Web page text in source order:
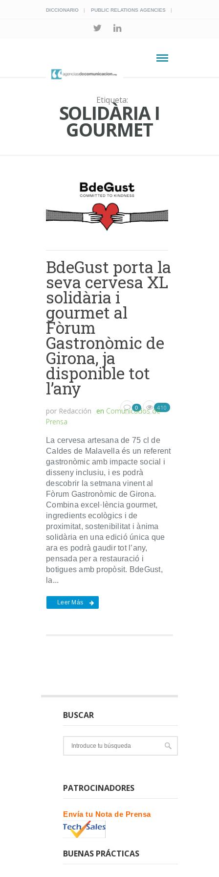
DICCIONARIO PUBLIC RELATIONS AGENCIES
Etiqueta:
SOLIDÀRIA I
GOURMET
BdeGust porta la
seva cervesa XL
solidària i
gourmet al
Fòrum
Gastronòmic de
Girona, ja
disponible tot
l’any
por Redacción en Comunicados de
Prensa
0 410
La cervesa artesana de 75 cl de
Caldes de Malavella és un referent
gastronòmic amb impacte social i
disseny inclusiu, i es podrà
descobrir la setmana vinent al
Fòrum Gastronòmic de Girona.
Combina excel·lència gourmet,
ingredients ecològics i de
proximitat, sostenibilitat i ànima
solidària en una edició única que
ara es podrà gaudir tot l’any,
pensada per a restauració i
botigues amb propòsit. BdeGust,
la...
Leer Más
BUSCAR
PATROCINADORES
Envía tu Nota de Prensa
BUENAS PRÁCTICAS